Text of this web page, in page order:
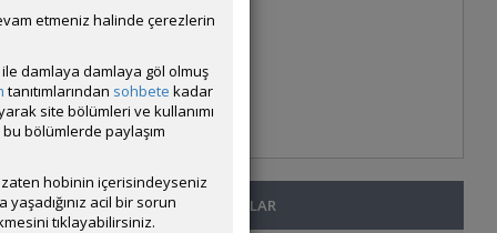
SON MESAJLAR
etmeniz halinde çerezlerin
ile damlaya damlaya göl olmuş
tanıtımlarından sohbete kadar
site bölümleri ve kullanımı
bölümlerde paylaşım
hobinin içerisindeyseniz
acil bir sorun
tıklayabilirsiniz.